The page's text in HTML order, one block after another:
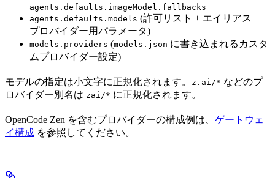
agents.defaults.imageModel.fallbacks
agents.defaults.models (許可リスト + エイリアス +
プロバイダー用パラメータ)
models.providers (models.json に書き込まれるカスタ
ムプロバイダー設定)
モデルの指定は小文字に正規化されます。 z.ai/* などのプ
ロバイダー別名は zai/* に正規化されます。
OpenCode Zen を含むプロバイダーの構成例は、 ゲートウェ
イ構成 を参照してください。